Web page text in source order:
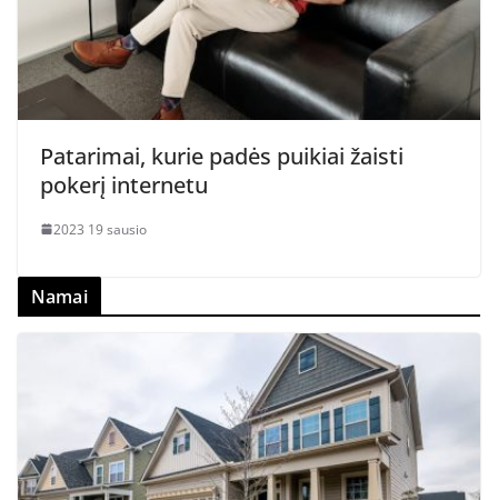
Patarimai, kurie padės puikiai žaisti
pokerį internetu
2023 19 sausio
Namai